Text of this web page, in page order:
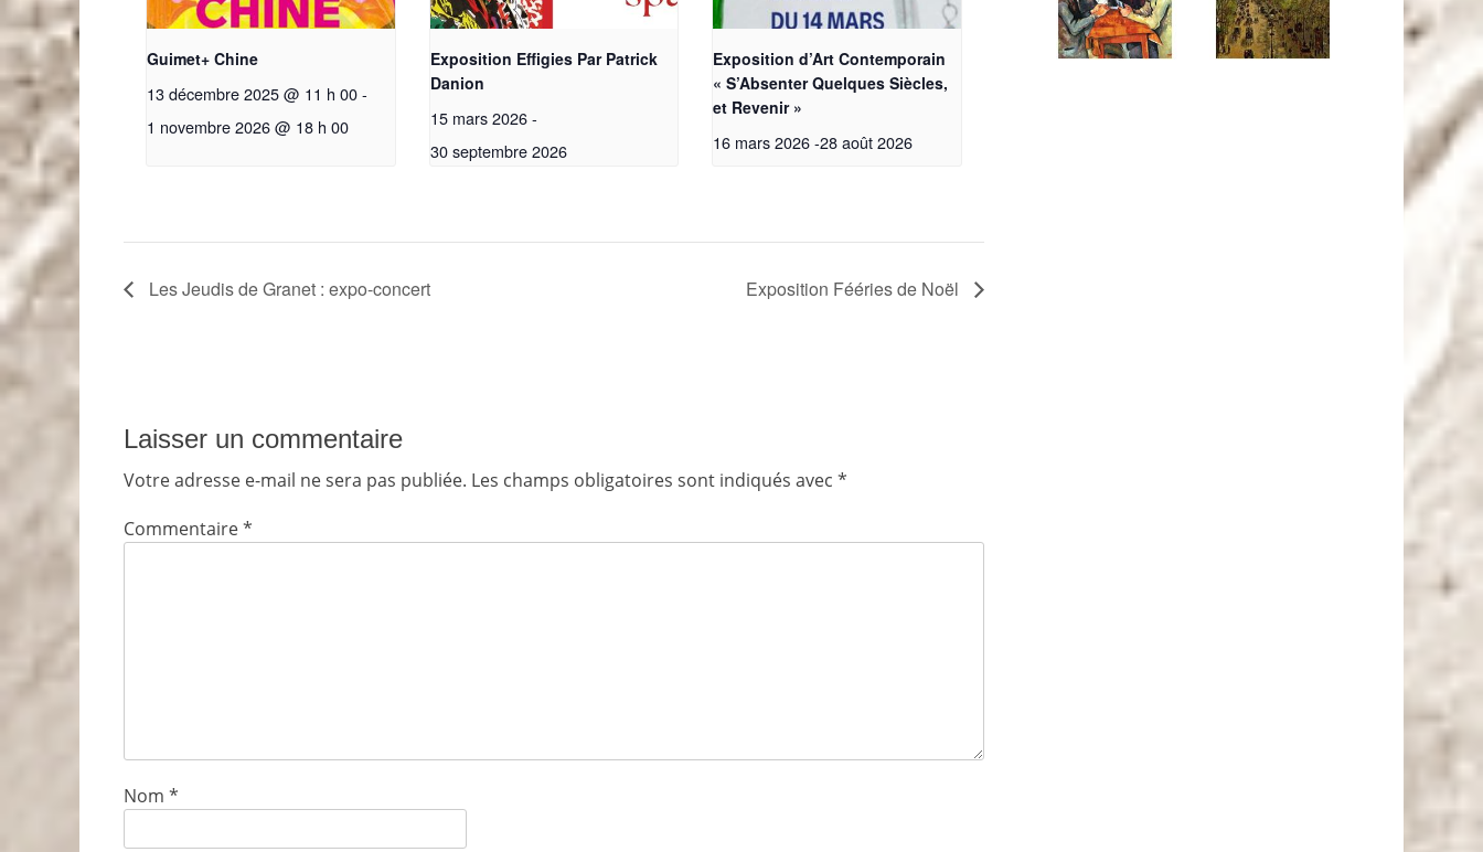
Guimet+ Chine
13 décembre 2025 @ 11 h 00-
1 novembre 2026 @ 18 h 00
Exposition Effigies Par Patrick
Danion
15 mars 2026 -
30 septembre 2026
Exposition d’Art Contemporain
« S’Absenter Quelques Siècles,
et Revenir »
16 mars 2026-28 août 2026
Les Jeudis de Granet : expo-concert Exposition Fééries de Noël
Laisser un commentaire
Votre adresse e-mail ne sera pas publiée. Les champs obligatoires sont indiqués avec *
Commentaire*
Nom *